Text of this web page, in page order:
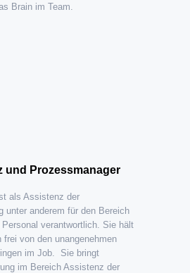
Brain im Team.
und Prozessmanager
als Assistenz der
unter anderem für den Bereich
Personal verantwortlich. Sie hält
frei von den unangenehmen
im Job. Sie bringt
im Bereich Assistenz der